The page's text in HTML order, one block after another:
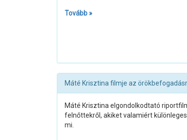
Tovább »
Máté Krisztina filmje az
Máté Krisztina elgondolkodtató
felnőttekről, akiket valamiért
mi.